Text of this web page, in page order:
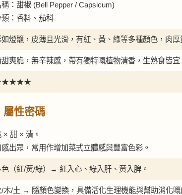
：甜椒 (Bell Pepper / Capsicum)
類：香料、茄科
如燈籠，皮薄且光滑，有紅、黃、綠等多種顏色，肉厚
甜爽脆，無辛辣感，帶有獨特嘅植物清香，生熟食皆宜
性密碼
× 甜 × 清。
感出眾，常用作增加菜式立體感與豐富色彩。
色（紅/黃/綠）→ 紅入心、綠入肝、黃入脾。
/木/土 → 隨顏色變換，具備活化生理機能與幫助消化嘅